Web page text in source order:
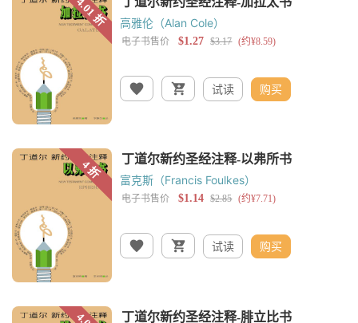
高雅伦（Alan Cole）
试读 购买
富克斯（Francis Foulkes）
试读 购买